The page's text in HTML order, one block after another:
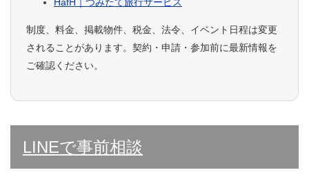
HafH｜つみたて旅行サービス
制度、料金、掲載物件、税金、法令、イベント日程は変更
されることがあります。契約・申請・参加前に最新情報を
ご確認ください。
LINEで事前相談